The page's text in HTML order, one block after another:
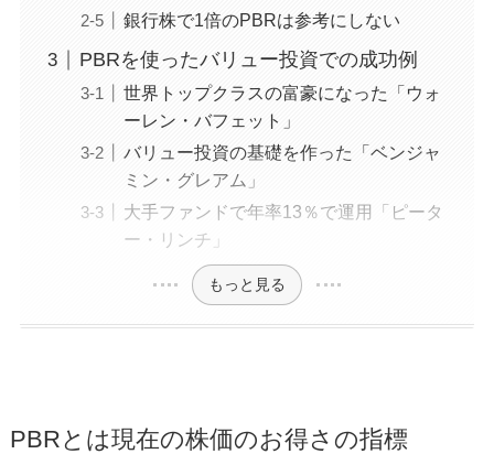
銀行株で1倍のPBRは参考にしない
PBRを使ったバリュー投資での成功例
世界トップクラスの富豪になった「ウォ
ーレン・バフェット」
バリュー投資の基礎を作った「ベンジャ
ミン・グレアム」
大手ファンドで年率13％で運用「ピータ
ー・リンチ」
もっと見る
PBRとは現在の株価のお得さの指標